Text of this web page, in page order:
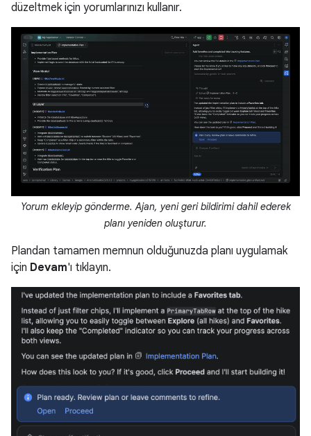
düzeltmek için yorumlarınızı kullanır.
Yorum ekleyip gönderme. Ajan, yeni geri bildirimi dahil ederek
planı yeniden oluşturur.
Plandan tamamen memnun olduğunuzda planı uygulamak
için Devam'ı tıklayın.